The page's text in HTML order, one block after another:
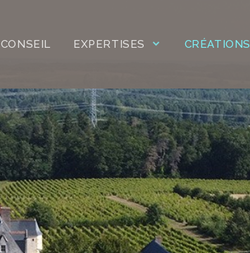
CONSEIL EXPERTISES CRÉATIONS